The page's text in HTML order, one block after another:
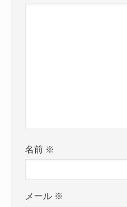
名前 ※
メール ※